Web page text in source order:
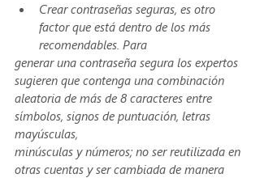
Crear contraseñas seguras, es otro
factor que está dentro de los más
recomendables. Para
generar una contraseña segura los expertos
sugieren que contenga una combinación
aleatoria de más de 8 caracteres entre
símbolos, signos de puntuación, letras
mayúsculas,
minúsculas y números; no ser reutilizada en
otras cuentas y ser cambiada de manera